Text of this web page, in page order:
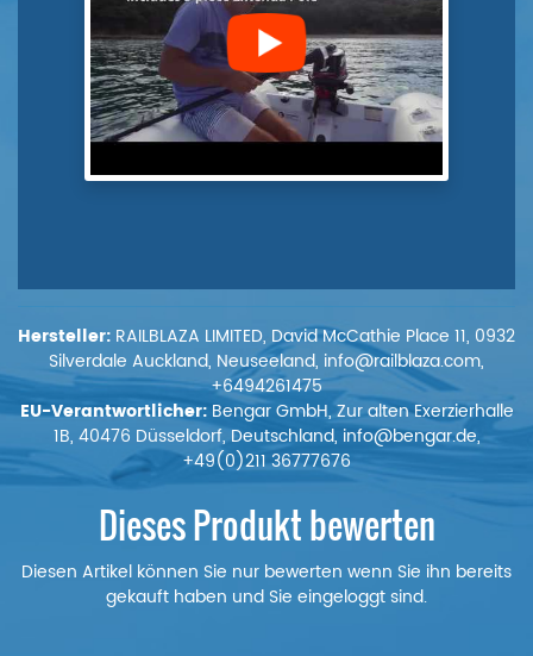
Hersteller: RAILBLAZA LIMITED, David McCathie Place 11, 0932
Silverdale Auckland, Neuseeland, info@railblaza.com,
+6494261475
EU-Verantwortlicher:Bengar GmbH, Zur alten Exerzierhalle
1B, 40476 Düsseldorf, Deutschland, info@bengar.de,
+49(0)211 36777676
Dieses Produkt bewerten
Diesen Artikel können Sie nur bewerten wenn Sie ihn bereits
gekauft haben und Sie eingeloggt sind.